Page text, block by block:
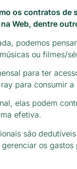
os contratos de
Web, dentre
podemos
ou filmes/
para ter
para consumir
elas podem
efetiva.
são
os